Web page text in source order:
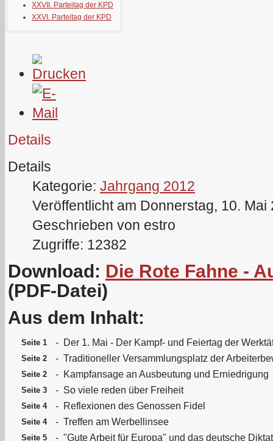
XXVII. Parteitag der KPD
XXVI. Parteitag der KPD
Details
Details
Kategorie: Jahrgang 2012
Veröffentlicht am Donnerstag, 10. Mai
Geschrieben von estro
Zugriffe: 12382
Download: Die Rote Fahne -
(PDF-Datei)
Aus dem Inhalt:
Seite 1 - Der 1. Mai - Der Kampf- und Feiertag der
Seite 2 - Traditioneller Versammlungsplatz der
Seite 2 - Kampfansage an Ausbeutung und Erniedrigung
Seite 3 - So viele reden über Freiheit
Seite 4 - Reflexionen des Genossen Fidel
Seite 4 - Treffen am Werbellinsee
Seite 5 - "Gute Arbeit für Europa" und das deutsche